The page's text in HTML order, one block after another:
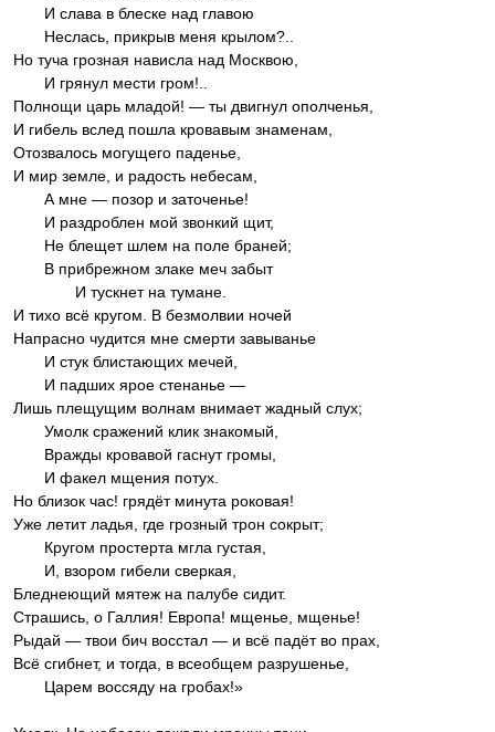
И слава в блеске над главою
Неслась, прикрыв меня крылом?..
Но туча грозная нависла над Москвою,
И грянул мести гром!..
Полнощи царь младой! — ты двигнул ополченья,
И гибель вслед пошла кровавым знаменам,
Отозвалось могущего паденье,
И мир земле, и радость небесам,
А мне — позор и заточенье!
И раздроблен мой звонкий щит,
Не блещет шлем на поле браней;
В прибрежном злаке меч забыт
И тускнет на тумане.
И тихо всё кругом. В безмолвии ночей
Напрасно чудится мне смерти завыванье
И стук блистающих мечей,
И падших ярое стенанье —
Лишь плещущим волнам внимает жадный слух;
Умолк сражений клик знакомый,
Вражды кровавой гаснут громы,
И факел мщения потух.
Но близок час! грядёт минута роковая!
Уже летит ладья, где грозный трон сокрыт;
Кругом простерта мгла густая,
И, взором гибели сверкая,
Бледнеющий мятеж на палубе сидит.
Страшись, о Галлия! Европа! мщенье, мщенье!
Рыдай — твои бич восстал — и всё падёт во прах,
Всё сгибнет, и тогда, в всеобщем разрушенье,
Царем воссяду на гробах!»